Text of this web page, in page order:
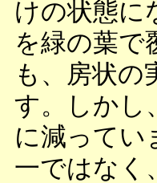
けの状態に
を緑の葉で
も、房状の
す。しかし
に減ってい
一ではなく